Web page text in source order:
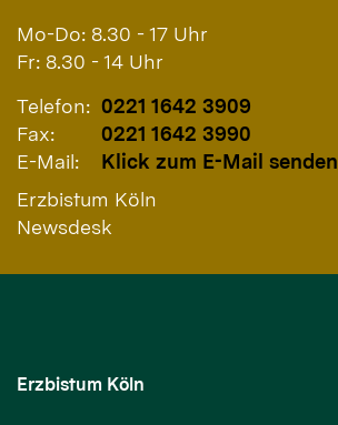
Mo-Do: 8.30 - 17 Uhr
Fr: 8.30 - 14 Uhr
Telefon: 0221 1642 3909
Fax:
0221 1642 3990
E-Mail:
Klick zum E-Mail senden
Erzbistum Köln
Newsdesk
Erzbistum Köln